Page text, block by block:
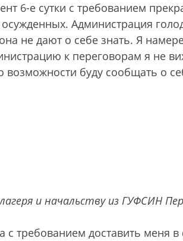
6-е сутки с требованием
Администрация
не дают о себе знать. Я
к переговорам я не
возможности буду сообщать о
и начальству из ГУФСИН
требованием доставить меня в